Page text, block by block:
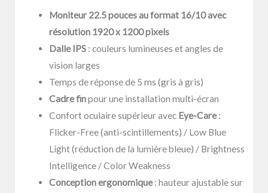
Moniteur 22.5 pouces au format 16/10 avec
résolution 1920 x 1200 pixels
Dalle IPS: couleurs lumineuses et angles de
vision larges
Temps de réponse de 5 ms (gris à gris)
Cadre finpour une installation multi-écran
Confort oculaire supérieur avec Eye-Care:
Flicker-Free (anti-scintillements) / Low Blue
Light (réduction de la lumière bleue) / Brightness
Intelligence / Color Weakness
Conception ergonomique: hauteur ajustable sur